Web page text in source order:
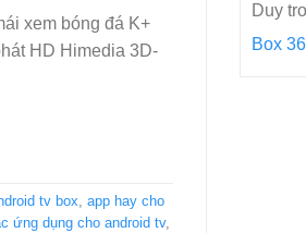
xem bóng đá K+
HD Himedia 3D-
tv box, app hay cho
ứng dụng cho android tv,
Duy
Box